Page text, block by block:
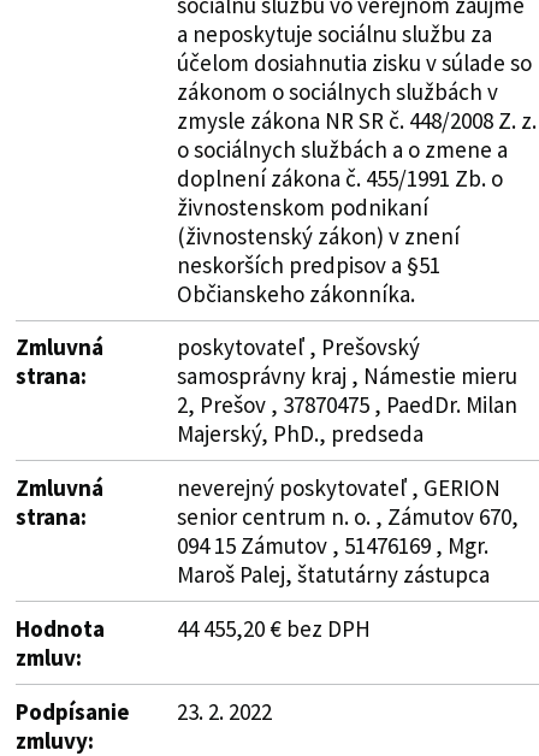
a neposkytuje sociálnu službu za
účelom dosiahnutia zisku v súlade so
zákonom o sociálnych službách v
zmysle zákona NR SR č. 448/2008 Z. z.
o sociálnych službách a o zmene a
doplnení zákona č. 455/1991 Zb. o
živnostenskom podnikaní
(živnostenský zákon) v znení
neskorších predpisov a §51
Občianskeho zákonníka.
Zmluvná
strana:
poskytovateľ , Prešovský
samosprávny kraj , Námestie mieru
2, Prešov , 37870475 , PaedDr. Milan
Majerský, PhD., predseda
Zmluvná
strana:
neverejný poskytovateľ , GERION
senior centrum n. o. , Zámutov 670,
094 15 Zámutov , 51476169 , Mgr.
Maroš Palej, štatutárny zástupca
Hodnota
zmluv:
44 455,20 € bez DPH
Podpísanie
zmluvy:
23. 2. 2022